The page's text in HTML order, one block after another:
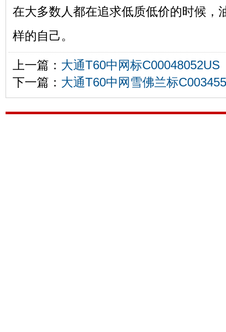
在大多数人都在追求低质低价的时候，
样的自己。
上一篇： 大通T60中网标C00048052US
下一篇： 大通T60中网雪佛兰标